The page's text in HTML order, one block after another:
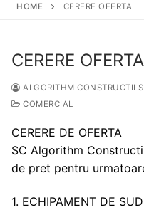
HOME CERERE OFERTA
CERERE OFERTA
ALGORITHM CONSTRUCTII
COMERCIAL
CERERE DE OFERTA
SC Algorithm
de pret pentru
1. ECHIPAMENT DE